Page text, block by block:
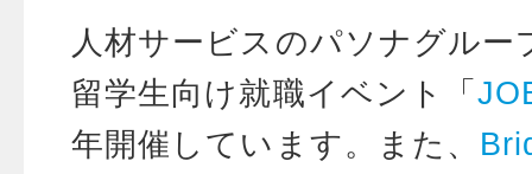
人材サービスのパソナグルー
留学生向け就職イベント「
年開催しています。また、